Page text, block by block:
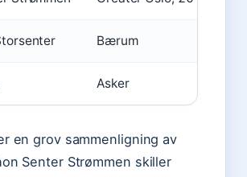
Bærum
Asker
en grov sammenligning av
Senter Strømmen skiller